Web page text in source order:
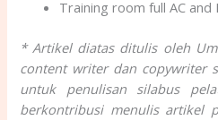
Training room full AC and
* Artikel diatas ditulis oleh
content writer dan copywriter
untuk penulisan silabus
berkontribusi menulis artikel